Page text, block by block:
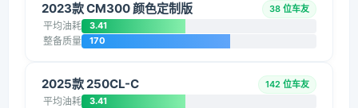
2023款 CM300 颜色定制版 38 位车友
平均油耗 3.41
整备质量 170
2025款 250CL-C 142 位车友
平均油耗 3.41